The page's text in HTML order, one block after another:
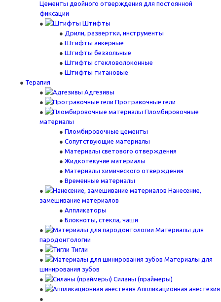
Цементы двойного отверждения для постоянной
фиксации
Штифты
Дрили, развертки, инструменты
Штифты анкерные
Штифты беззольные
Штифты стекловолоконные
Штифты титановые
Терапия
Адгезивы
Протравочные гели
Пломбировочные
материалы
Пломбировочные цементы
Сопутствующие материалы
Материалы светового отверждения
Жидкотекучие материалы
Материалы химического отверждения
Временные материалы
Нанесение,
замешивание материалов
Аппликаторы
Блокноты, стекла, чаши
Материалы для
пародонтологии
Тигли
Материалы для
шинирования зубов
Силаны (праймеры)
Аппликационная анестезия